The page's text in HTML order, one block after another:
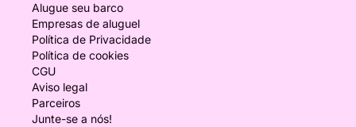
Alugue seu barco
Empresas de aluguel
Política de Privacidade
Política de cookies
CGU
Aviso legal
Parceiros
Junte-se a nós!